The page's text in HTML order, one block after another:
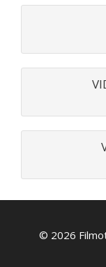
© 2026